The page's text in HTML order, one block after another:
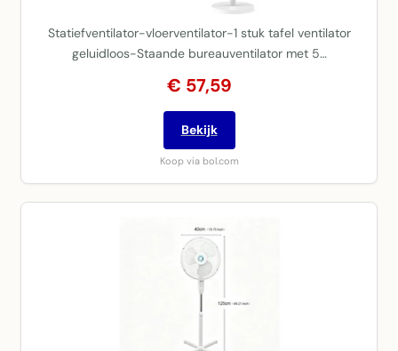
Statiefventilator-vloerventilator-1 stuk tafel ventilator
geluidloos-Staande bureauventilator met 5…
€ 57,59
Bekijk
Koop via bol.com